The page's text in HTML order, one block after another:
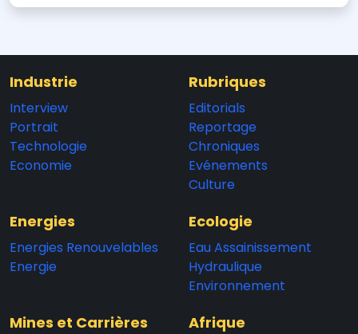
Industrie
Interview
Portrait
Technologie
Economie
Rubriques
Editorials
Reportage
Chroniques
Evénements
Culture
Energies
Energies Renouvelables
Energie
Ecologie
Eau Assainissement
Hydraulique
Environnement
Mines et Carrières Afrique